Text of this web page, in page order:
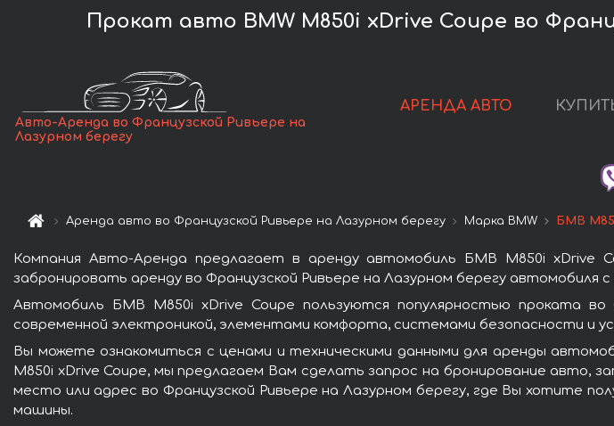
Прокат авто BMW M850i xDrive Coupe во
Авто-Аренда во Французской Ривьере на
Лазурном берегу
АРЕНДА АВТО
Аренда авто во Французской Ривьере на Лазурном берегу Марка BMW БМВ
Компания Авто-Аренда предлагает в аренду автомобиль БМВ M850i xDrive
забронировать аренду во Французской Ривьере на Лазурном берегу автомобиля
Автомобиль БМВ M850i xDrive Coupe пользуются популярностью проката
современной электроникой, элементами комфорта, системами безопасности и
Вы можете ознакомиться с ценами и техническими данными для аренды
M850i xDrive Coupe, мы предлагаем Вам сделать запрос на бронирование авто,
место или адрес во Французской Ривьере на Лазурном берегу, где Вы хотите
машины.